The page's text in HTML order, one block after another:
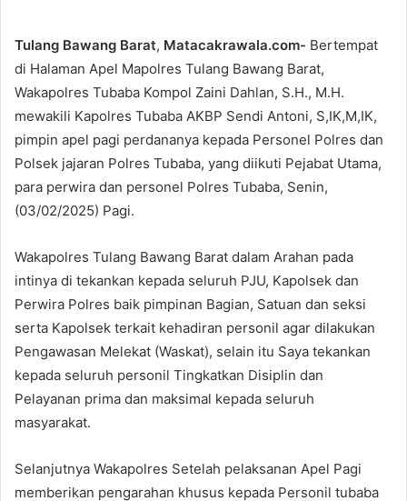
Tulang Bawang Barat, Matacakrawala.com- Bertempat
di Halaman Apel Mapolres Tulang Bawang Barat,
Wakapolres Tubaba Kompol Zaini Dahlan, S.H., M.H.
mewakili Kapolres Tubaba AKBP Sendi Antoni, S,IK,M,IK,
pimpin apel pagi perdananya kepada Personel Polres dan
Polsek jajaran Polres Tubaba, yang diikuti Pejabat Utama,
para perwira dan personel Polres Tubaba, Senin,
(03/02/2025) Pagi.
Wakapolres Tulang Bawang Barat dalam Arahan pada
intinya di tekankan kepada seluruh PJU, Kapolsek dan
Perwira Polres baik pimpinan Bagian, Satuan dan seksi
serta Kapolsek terkait kehadiran personil agar dilakukan
Pengawasan Melekat (Waskat), selain itu Saya tekankan
kepada seluruh personil Tingkatkan Disiplin dan
Pelayanan prima dan maksimal kepada seluruh
masyarakat.
Selanjutnya Wakapolres Setelah pelaksanan Apel Pagi
memberikan pengarahan khusus kepada Personil tubaba